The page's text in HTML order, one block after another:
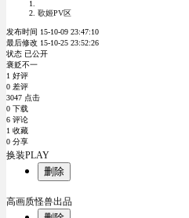
歌姬PV区
发布时间 15-10-09 23:47:10
最后修改 15-10-25 23:52:26
状态 已公开
褒贬不一
1 好评
0 差评
3047 点击
0 下载
6 评论
1 收藏
0 分享
换装PLAY
删除
高画质怪兽出品